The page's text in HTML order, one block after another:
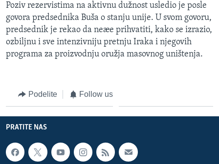
Poziv rezervistima na aktivnu dužnost usledio je posle
govora predsednika Buša o stanju unije. U svom govoru,
predsednik je rekao da neæe prihvatiti, kako se izrazio,
ozbiljnu i sve intenzivniju pretnju Iraka i njegovih
programa za proizvodnju oružja masovnog uništenja.
Podelite Follow us
PRATITE NAS